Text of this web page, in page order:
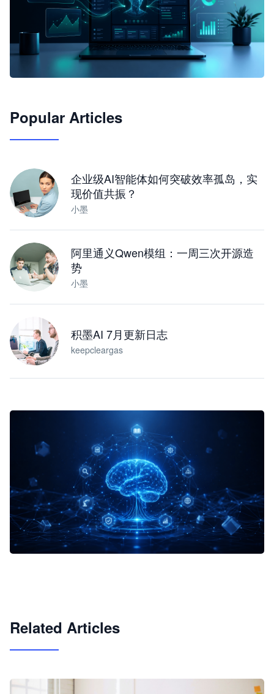
JimoClaw 桌面 AI Agent 工作台
Popular Articles
企业级AI智能体如何突破效率孤岛，实
现价值共振？
小墨
阿里通义Qwen模组：一周三次开源造
势
小墨
积墨AI 7月更新日志
keepcleargas
Related Articles